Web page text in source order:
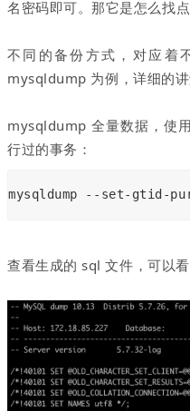
名密码即可。那它是怎么找
不同的备份方式，对应着
mysqldump 为例，详细的讲
mysqldump 全量数据，使
行过的事务：
mysqldump --set-gtid-
查看生成的 sql 文件，可以